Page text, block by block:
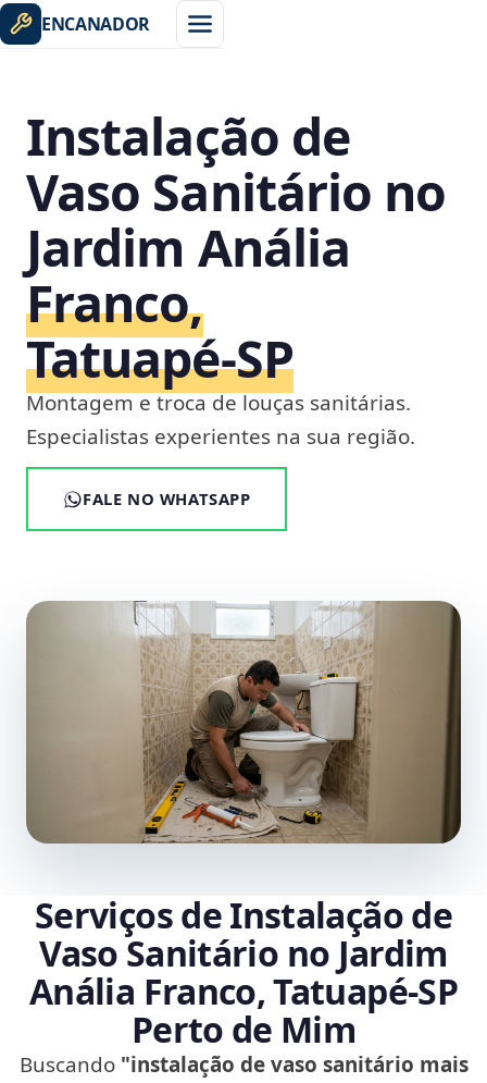
ENCANADOR
Instalação de
Vaso Sanitário no
Jardim Anália
Franco,
Tatuapé‑SP
Montagem e troca de louças sanitárias.
Especialistas experientes na sua região.
FALE NO WHATSAPP
Serviços de Instalação de
Vaso Sanitário no Jardim
Anália Franco, Tatuapé‑SP
Perto de Mim
Buscando "instalação de vaso sanitário mais